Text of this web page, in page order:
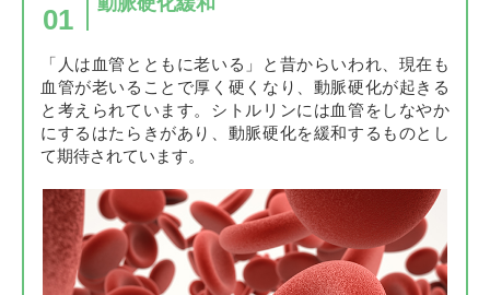
01
「人は血管とともに老いる」と昔からいわれ、現在も
血管が老いることで厚く硬くなり、動脈硬化が起きる
と考えられています。シトルリンには血管をしなやか
にするはたらきがあり、動脈硬化を緩和するものとし
て期待されています。